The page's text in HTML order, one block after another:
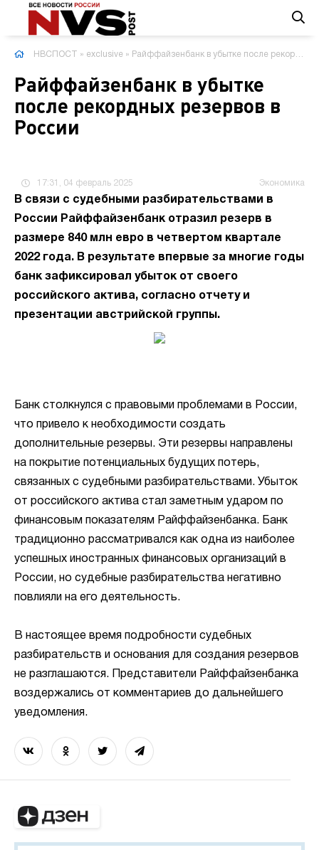
НВСПОСТ » exclusive » Райффайзенбанк в убытке после рекордных резервов в России
Райффайзенбанк в убытке
после рекордных резервов в
России
17:31, 04 февраль 2025 Экономика
В связи с судебными разбирательствами в
России Райффайзенбанк отразил резерв в
размере 840 млн евро в четвертом квартале
2022 года. В результате впервые за многие годы
банк зафиксировал убыток от своего
российского актива, согласно отчету и
презентации австрийской группы.
Банк столкнулся с правовыми проблемами в России,
что привело к необходимости создать
дополнительные резервы. Эти резервы направлены
на покрытие потенциальных будущих потерь,
связанных с судебными разбирательствами. Убыток
от российского актива стал заметным ударом по
финансовым показателям Райффайзенбанка. Банк
традиционно рассматривался как одна из наиболее
успешных иностранных финансовых организаций в
России, но судебные разбирательства негативно
повлияли на его деятельность.
В настоящее время подробности судебных
разбирательств и основания для создания резервов
не разглашаются. Представители Райффайзенбанка
воздержались от комментариев до дальнейшего
уведомления.